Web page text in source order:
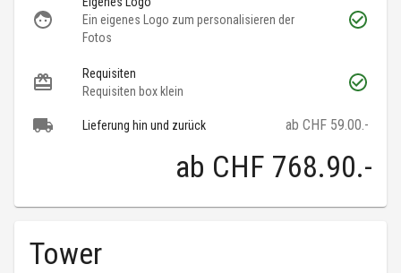
Ein eigenes Logo zum personalisieren der
Fotos
Requisiten
Requisiten box klein
Lieferung hin und zurück ab CHF 59.00.-
ab CHF 768.90.-
Tower